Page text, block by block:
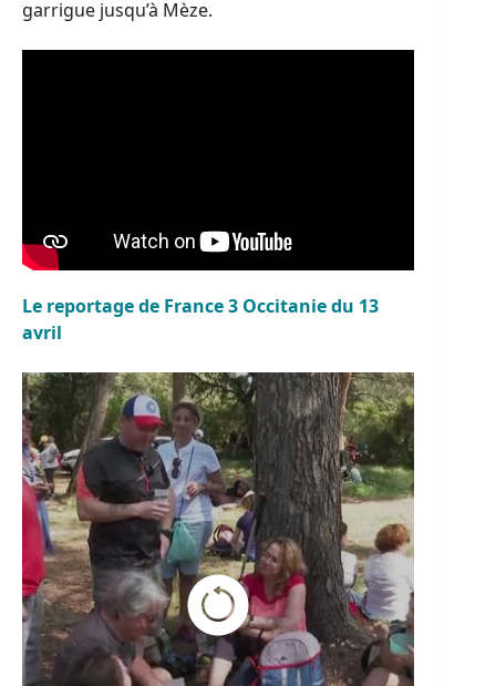
garrigue jusqu’à Mèze.
Le reportage de France 3 Occitanie du 13
avril